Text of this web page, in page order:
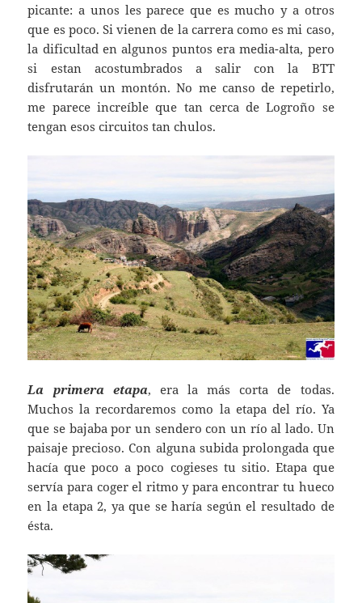
picante: a unos les parece que es mucho y a otros
que es poco. Si vienen de la carrera como es mi caso,
la dificultad en algunos puntos era media-alta, pero
si estan acostumbrados a salir con la BTT
disfrutarán un montón. No me canso de repetirlo,
me parece increíble que tan cerca de Logroño se
tengan esos circuitos tan chulos.
La primera etapa, era la más corta de todas.
Muchos la recordaremos como la etapa del río. Ya
que se bajaba por un sendero con un río al lado. Un
paisaje precioso. Con alguna subida prolongada que
hacía que poco a poco cogieses tu sitio. Etapa que
servía para coger el ritmo y para encontrar tu hueco
en la etapa 2, ya que se haría según el resultado de
ésta.